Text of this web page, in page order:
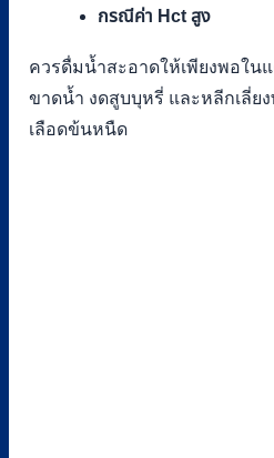
กรณีค่า Hct สูง
ควรดื่มน้ำสะอาดให้เพียงพอใน
ขาดน้ำ งดสูบบุหรี่ และหลีกเลี่ย
เลือดข้นหนืด